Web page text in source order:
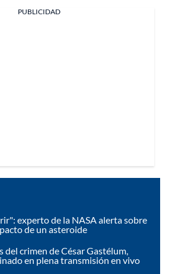
PUBLICIDAD
experto de la NASA alerta sobre
de un asteroide
del crimen de César Gastélum,
en plena transmisión en vivo